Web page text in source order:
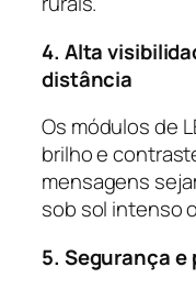
4. Alta
distância
Os módulos de
brilho e
mensagens
sob sol intenso
5. Segurança e